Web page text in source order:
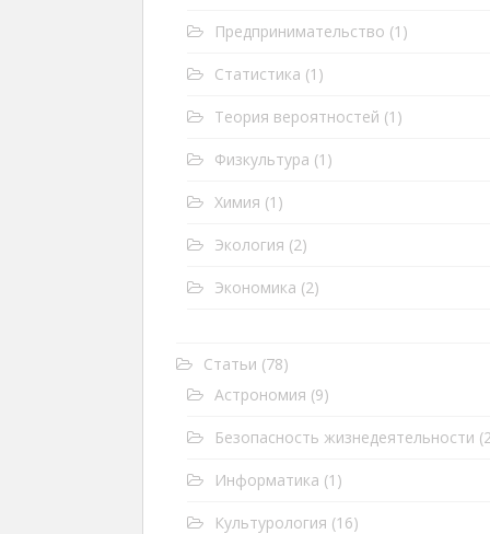
Предпринимательство (1)
Статистика (1)
Теория вероятностей (1)
Физкультура (1)
Химия (1)
Экология (2)
Экономика (2)
Статьи (78)
Астрономия (9)
Безопасность жизнедеятельности
Информатика (1)
Культурология (16)